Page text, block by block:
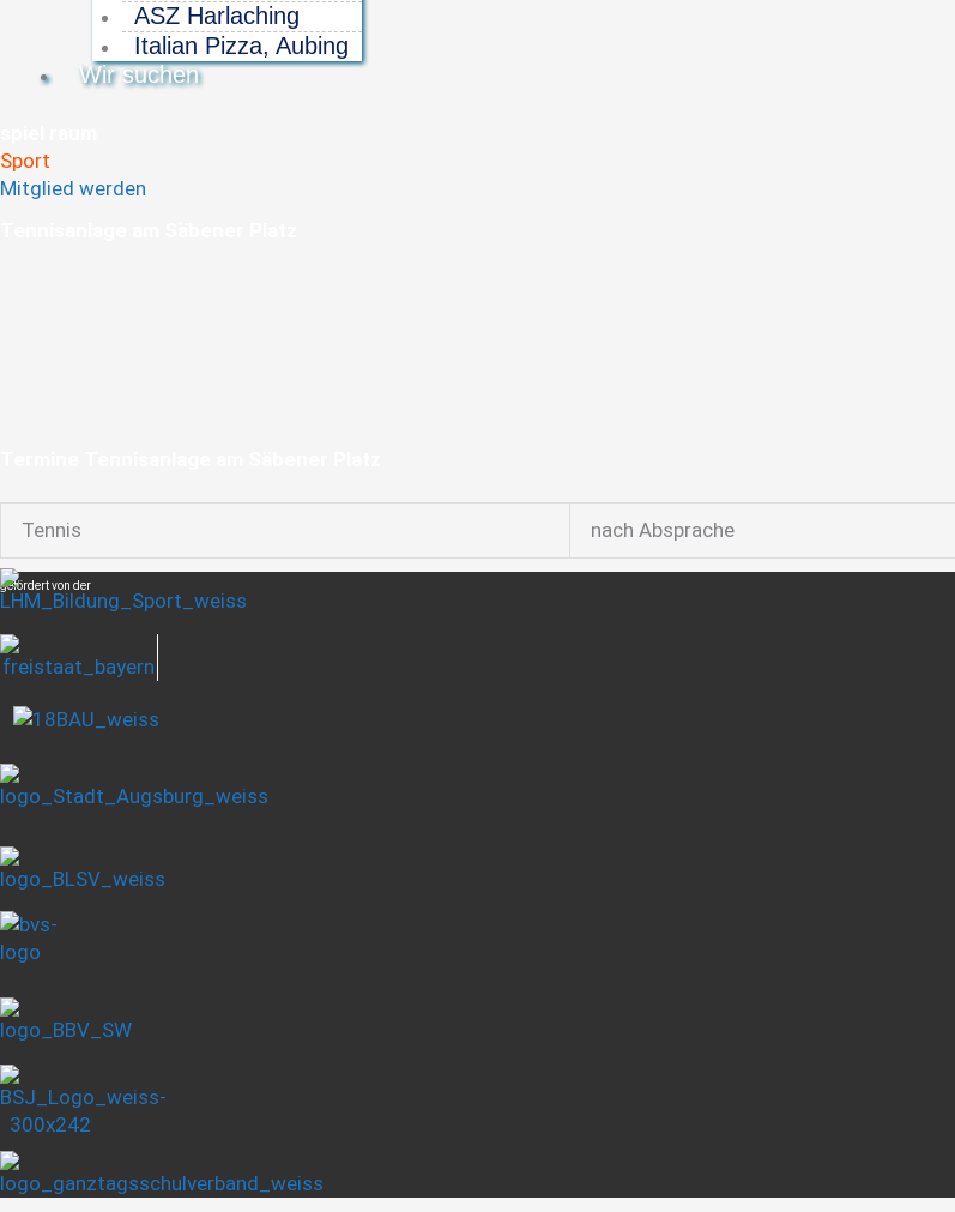
ASZ Harlaching
Italian Pizza, Aubing
Wir suchen
Sport
Mitglied werden
Tennis nach Absprache
gefördert von der